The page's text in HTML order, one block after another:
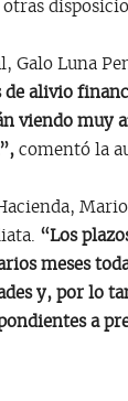
Luna
alivio
viendo muy
comentó la
Mario
“Los
meses
y, por lo
a